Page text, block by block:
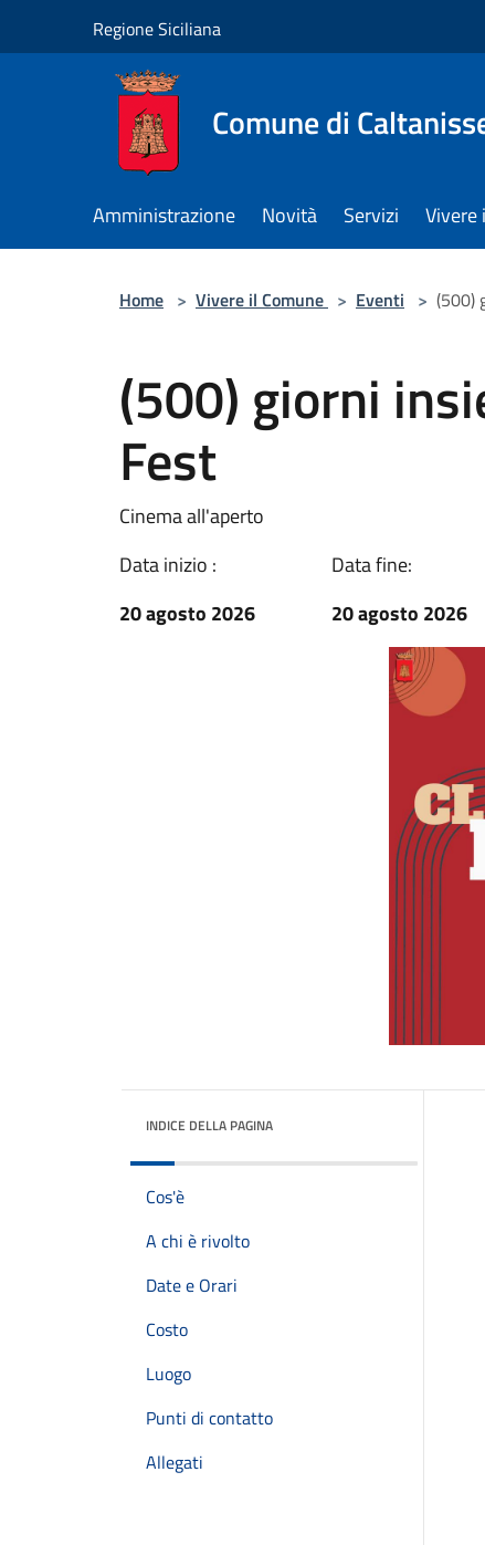
Regione Siciliana
Comune di
Amministrazione Novità Servizi Vivere
Home > Vivere il Comune > Eventi > (500)
(500) giorni
Fest
Cinema all'aperto
Data inizio :
20 agosto 2026
Data fine:
20 agosto 2026
INDICE DELLA PAGINA
Cos'è
A chi è rivolto
Date e Orari
Costo
Luogo
Punti di contatto
Allegati